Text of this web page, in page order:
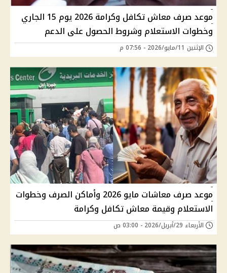
موعد صرف معاش تكافل وكرامة 2026 يوم 15 الجاري
وخطوات الاستعلام وشروط الحصول على الدعم
الإثنين 11/مايو/2026 - 07:56 م
موعد صرف معاشات مايو 2026 وأماكن الصرف وخطوات
الاستعلام وقيمة معاش تكافل وكرامة
الأربعاء 29/أبريل/2026 - 03:00 ص